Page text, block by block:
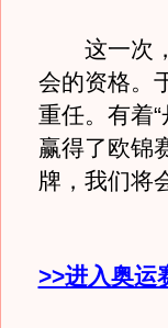
这一次，
会的资格。
重任。有着
赢得了欧锦
牌，我们将
>>进入奥运